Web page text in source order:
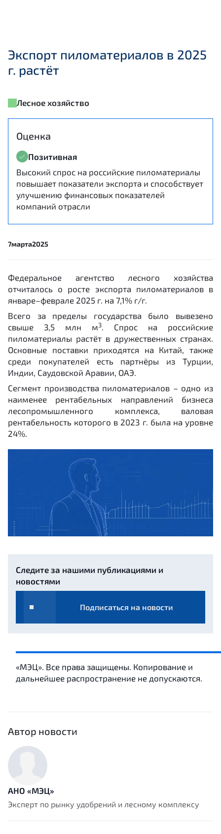
Экспорт пиломатериалов в 2025
г. растёт
Лесное хозяйство
Оценка
Позитивная
Высокий спрос на российские пиломатериалы
повышает показатели экспорта и способствует
улучшению финансовых показателей
компаний отрасли
7марта2025
Федеральное агентство лесного хозяйства
отчиталось о росте экспорта пиломатериалов в
январе–феврале 2025 г. на 7,1% г/г.
Всего за пределы государства было вывезено
свыше 3,5 млн м3. Спрос на российские
пиломатериалы растёт в дружественных странах.
Основные поставки приходятся на Китай, также
среди покупателей есть партнёры из Турции,
Индии, Саудовской Аравии, ОАЭ.
Сегмент производства пиломатериалов – одно из
наименее рентабельных направлений бизнеса
лесопромышленного комплекса, валовая
рентабельность которого в 2023 г. была на уровне
24%.
Следите за нашими публикациями и
новостями
Подписаться на новости
«МЭЦ». Все права защищены. Копирование и
дальнейшее распространение не допускаются.
Автор новости
АНО «МЭЦ»
Эксперт по рынку удобрений и лесному комплексу